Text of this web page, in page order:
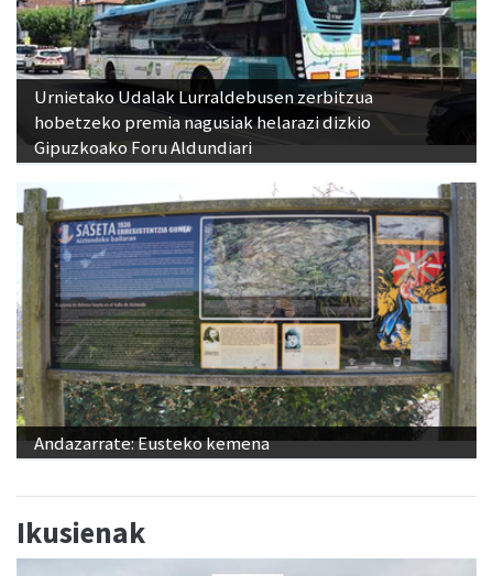
Urnietako Udalak Lurraldebusen zerbitzua
hobetzeko premia nagusiak helarazi dizkio
Gipuzkoako Foru Aldundiari
Andazarrate: Eusteko kemena
Ikusienak